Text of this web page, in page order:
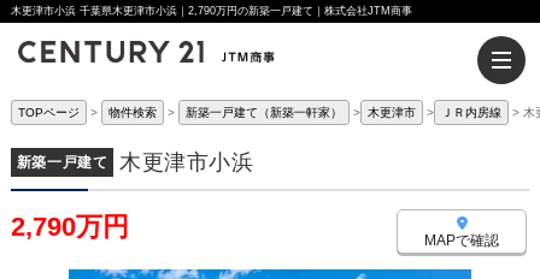
木更津市小浜 千葉県木更津市小浜｜2,790万円の新築一戸建て｜株式会社JTM商事
TOPページ 物件検索 新築一戸建て（新築一軒家） 木更津市 ＪＲ内房線 木
新築一戸建て 木更津市小浜
2,790万円 MAPで確認